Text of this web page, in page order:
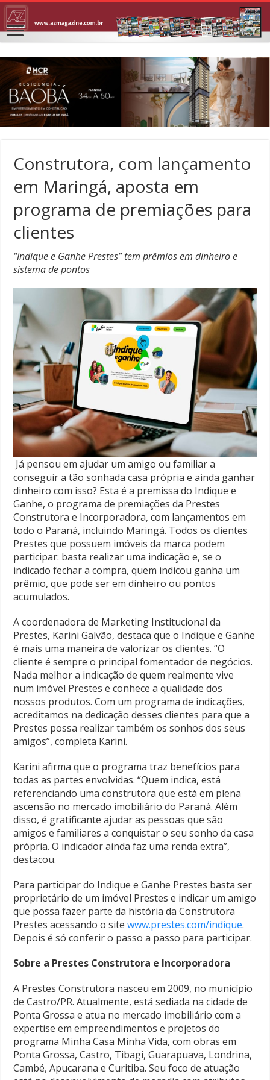
Construtora, com lançamento
em Maringá, aposta em
programa de premiações para
clientes
“Indique e Ganhe Prestes” tem prêmios em dinheiro e
sistema de pontos
Já pensou em ajudar um amigo ou familiar a
conseguir a tão sonhada casa própria e ainda ganhar
dinheiro com isso? Esta é a premissa do Indique e
Ganhe, o programa de premiações da Prestes
Construtora e Incorporadora, com lançamentos em
todo o Paraná, incluindo Maringá. Todos os clientes
Prestes que possuem imóveis da marca podem
participar: basta realizar uma indicação e, se o
indicado fechar a compra, quem indicou ganha um
prêmio, que pode ser em dinheiro ou pontos
acumulados.
A coordenadora de Marketing Institucional da
Prestes, Karini Galvão, destaca que o Indique e Ganhe
é mais uma maneira de valorizar os clientes. “O
cliente é sempre o principal fomentador de negócios.
Nada melhor a indicação de quem realmente vive
num imóvel Prestes e conhece a qualidade dos
nossos produtos. Com um programa de indicações,
acreditamos na dedicação desses clientes para que a
Prestes possa realizar também os sonhos dos seus
amigos”, completa Karini.
Karini afirma que o programa traz benefícios para
todas as partes envolvidas. “Quem indica, está
referenciando uma construtora que está em plena
ascensão no mercado imobiliário do Paraná. Além
disso, é gratificante ajudar as pessoas que são
amigos e familiares a conquistar o seu sonho da casa
própria. O indicador ainda faz uma renda extra”,
destacou.
Para participar do Indique e Ganhe Prestes basta ser
proprietário de um imóvel Prestes e indicar um amigo
que possa fazer parte da história da Construtora
Prestes acessando o sitewww.prestes.com/indique.
Depois é só conferir o passo a passo para participar.
Sobre a Prestes Construtora e Incorporadora
A Prestes Construtora nasceu em 2009, no município
de Castro/PR. Atualmente, está sediada na cidade de
Ponta Grossa e atua no mercado imobiliário com a
expertise em empreendimentos e projetos do
programa Minha Casa Minha Vida, com obras em
Ponta Grossa, Castro, Tibagi, Guarapuava, Londrina,
Cambé, Apucarana e Curitiba. Seu foco de atuação